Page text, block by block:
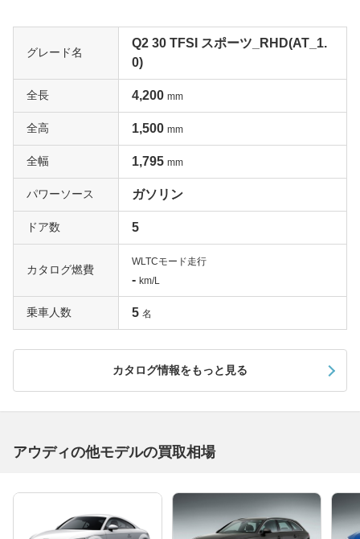
グレード名
Q2 30 TFSI スポーツ_RHD(AT_1.
0)
全長 4,200 mm
全高 1,500 mm
全幅 1,795 mm
パワーソース ガソリン
ドア数 5
カタログ燃費
WLTCモード走行
- km/L
乗車人数 5 名
カタログ情報をもっと見る
アウディの他モデルの買取相場